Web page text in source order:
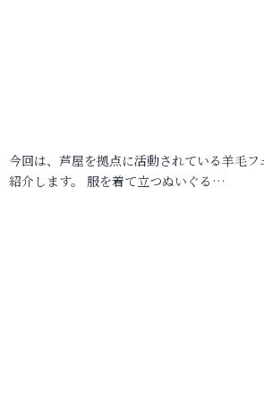
今回は、芦屋を拠点に活動されている羊毛
紹介します。 服を着て立つぬいぐる…